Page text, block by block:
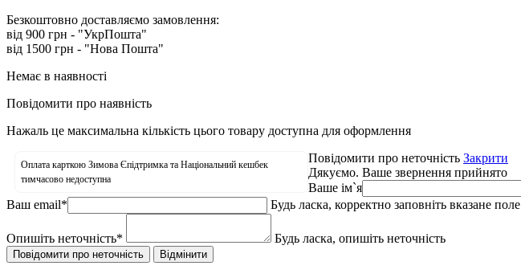
Безкоштовно доставляємо замовлення:
від 900 грн - "УкрПошта"
від 1500 грн - "Нова Пошта"
Немає в наявності
Повідомити про наявність
Нажаль це максимальна кількість цього товару доступна для оформлення
Оплата карткою Зимова Єпідтримка та Національний кешбек
тимчасово недоступна
Повідомити про неточність Закрити
Дякуємо. Ваше звернення прийнято
Ваше ім`я
Ваш email* Будь ласка, корректно заповніть вказане поле
Опишіть неточність* Будь ласка, опишіть неточність